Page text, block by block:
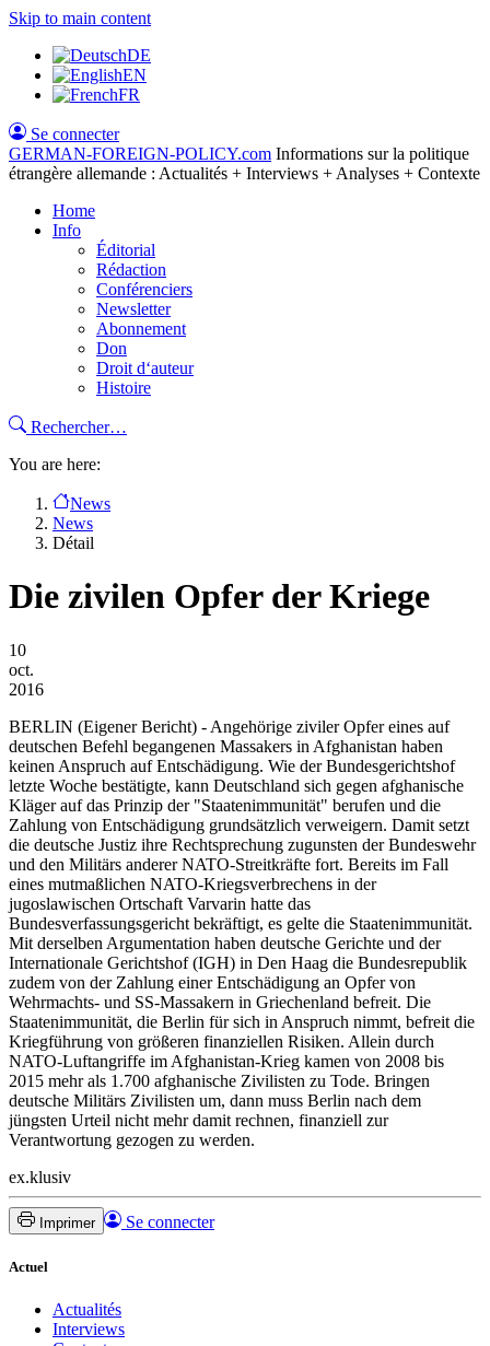
Skip to main content
DE
EN
FR
Se connecter
GERMAN-FOREIGN-POLICY.com Informations sur la politique
étrangère allemande : Actualités + Interviews + Analyses + Contexte
Home
Info
Éditorial
Rédaction
Conférenciers
Newsletter
Abonnement
Don
Droit d‘auteur
Histoire
Rechercher…
You are here:
News
News
Détail
Die zivilen Opfer der Kriege
10
oct.
2016
BERLIN (Eigener Bericht) - Angehörige ziviler Opfer eines auf
deutschen Befehl begangenen Massakers in Afghanistan haben
keinen Anspruch auf Entschädigung. Wie der Bundesgerichtshof
letzte Woche bestätigte, kann Deutschland sich gegen afghanische
Kläger auf das Prinzip der "Staatenimmunität" berufen und die
Zahlung von Entschädigung grundsätzlich verweigern. Damit setzt
die deutsche Justiz ihre Rechtsprechung zugunsten der Bundeswehr
und den Militärs anderer NATO-Streitkräfte fort. Bereits im Fall
eines mutmaßlichen NATO-Kriegsverbrechens in der
jugoslawischen Ortschaft Varvarin hatte das
Bundesverfassungsgericht bekräftigt, es gelte die Staatenimmunität.
Mit derselben Argumentation haben deutsche Gerichte und der
Internationale Gerichtshof (IGH) in Den Haag die Bundesrepublik
zudem von der Zahlung einer Entschädigung an Opfer von
Wehrmachts- und SS-Massakern in Griechenland befreit. Die
Staatenimmunität, die Berlin für sich in Anspruch nimmt, befreit die
Kriegführung von größeren finanziellen Risiken. Allein durch
NATO-Luftangriffe im Afghanistan-Krieg kamen von 2008 bis
2015 mehr als 1.700 afghanische Zivilisten zu Tode. Bringen
deutsche Militärs Zivilisten um, dann muss Berlin nach dem
jüngsten Urteil nicht mehr damit rechnen, finanziell zur
Verantwortung gezogen zu werden.
ex.klusiv
Imprimer Se connecter
Actuel
Actualités
Interviews